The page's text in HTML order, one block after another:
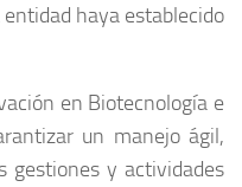
haya establecido
en Biotecnología e
un manejo ágil,
gestiones y actividades